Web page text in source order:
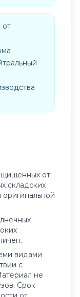
от
от
складских
видами
с
не
Срок